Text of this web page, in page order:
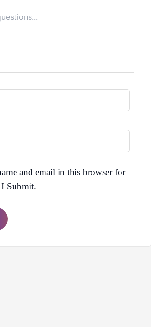
and email in this browser for
Submit.